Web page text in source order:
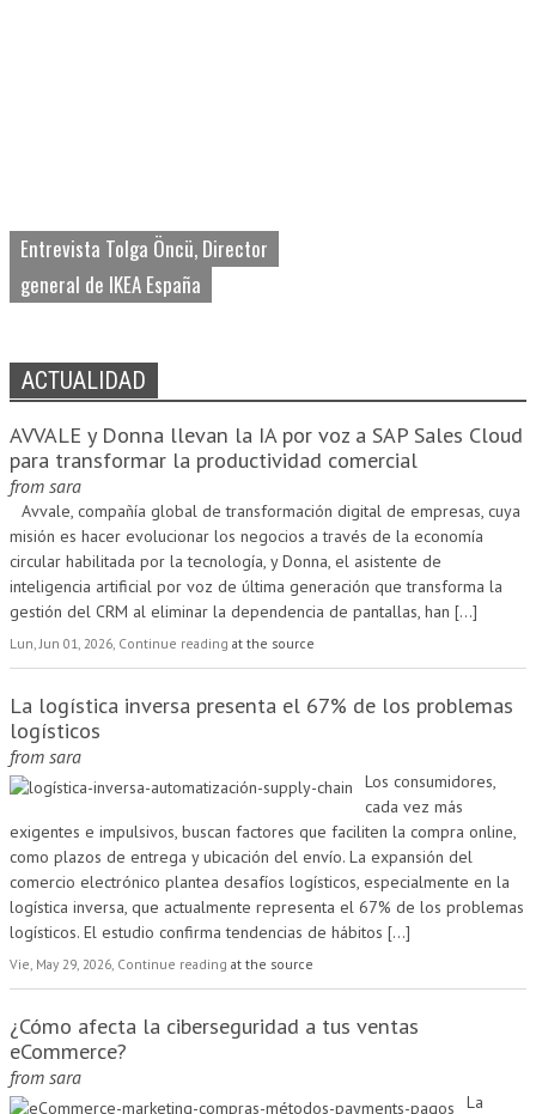
Entrevista Tolga Öncü, Director
general de IKEA España
ACTUALIDAD
AVVALE y Donna llevan la IA por voz a SAP Sales Cloud
para transformar la productividad comercial
from sara
Avvale, compañía global de transformación digital de empresas, cuya
misión es hacer evolucionar los negocios a través de la economía
circular habilitada por la tecnología, y Donna, el asistente de
inteligencia artificial por voz de última generación que transforma la
gestión del CRM al eliminar la dependencia de pantallas, han [...]
Lun, Jun 01, 2026, Continue reading at the source
La logística inversa presenta el 67% de los problemas
logísticos
from sara
Los consumidores,
cada vez más
exigentes e impulsivos, buscan factores que faciliten la compra online,
como plazos de entrega y ubicación del envío. La expansión del
comercio electrónico plantea desafíos logísticos, especialmente en la
logística inversa, que actualmente representa el 67% de los problemas
logísticos. El estudio confirma tendencias de hábitos [...]
Vie, May 29, 2026, Continue reading at the source
¿Cómo afecta la ciberseguridad a tus ventas
eCommerce?
from sara
La